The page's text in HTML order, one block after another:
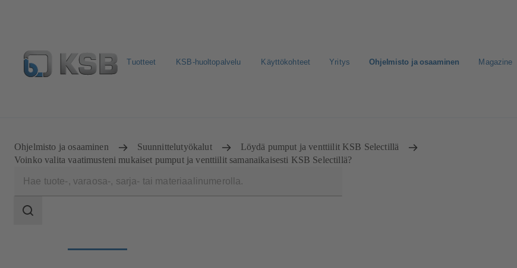
Tuotteet KSB-huoltopalvelu Käyttökohteet Yritys Ohjelmisto ja osaaminen Magazine
Ohjelmisto ja osaaminen Suunnittelutyökalut
Löydä pumput ja venttiilit KSB Selectillä
Voinko valita vaatimusteni mukaiset pumput ja venttiilit samanaikaisesti KSB Selectillä?
laajuus
Haun